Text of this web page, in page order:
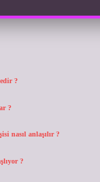
?
?
nasıl anlaşılır ?
?